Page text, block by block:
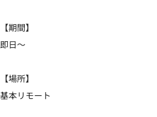
【期間】
即日〜
【場所】
基本リモート